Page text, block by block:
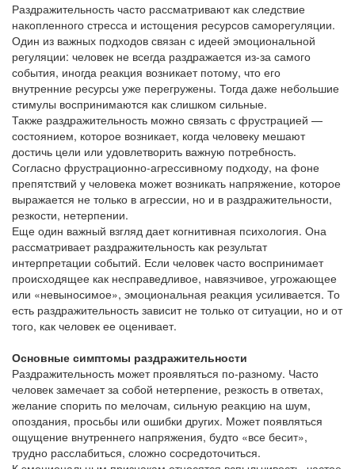
Раздражительность часто рассматривают как следствие
накопленного стресса и истощения ресурсов саморегуляции.
Один из важных подходов связан с идеей эмоциональной
регуляции: человек не всегда раздражается из-за самого
события, иногда реакция возникает потому, что его
внутренние ресурсы уже перегружены. Тогда даже небольшие
стимулы воспринимаются как слишком сильные.
Также раздражительность можно связать с фрустрацией —
состоянием, которое возникает, когда человеку мешают
достичь цели или удовлетворить важную потребность.
Согласно фрустрационно-агрессивному подходу, на фоне
препятствий у человека может возникать напряжение, которое
выражается не только в агрессии, но и в раздражительности,
резкости, нетерпении.
Еще один важный взгляд дает когнитивная психология. Она
рассматривает раздражительность как результат
интерпретации событий. Если человек часто воспринимает
происходящее как несправедливое, навязчивое, угрожающее
или «невыносимое», эмоциональная реакция усиливается. То
есть раздражительность зависит не только от ситуации, но и от
того, как человек ее оценивает.
Основные симптомы раздражительности
Раздражительность может проявляться по-разному. Часто
человек замечает за собой нетерпение, резкость в ответах,
желание спорить по мелочам, сильную реакцию на шум,
опоздания, просьбы или ошибки других. Может появляться
ощущение внутреннего напряжения, будто «все бесит»,
трудно расслабиться, сложно сосредоточиться.